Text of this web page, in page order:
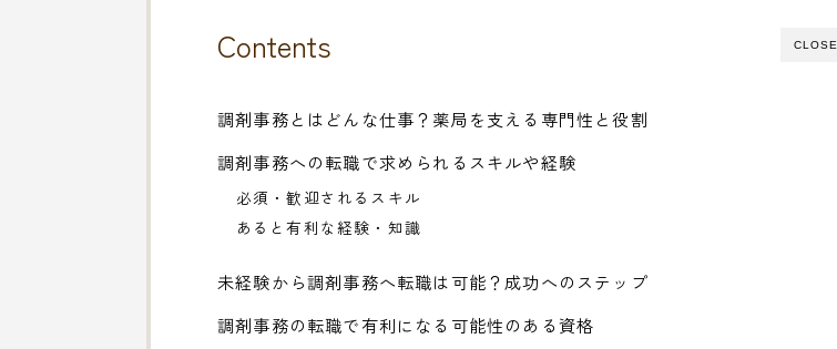
CLOSE
Contents
調剤事務とはどんな仕事？薬局を支える専門性と役割
調剤事務への転職で求められるスキルや経験
必須・歓迎されるスキル
あると有利な経験・知識
未経験から調剤事務へ転職は可能？成功へのステップ
調剤事務の転職で有利になる可能性のある資格